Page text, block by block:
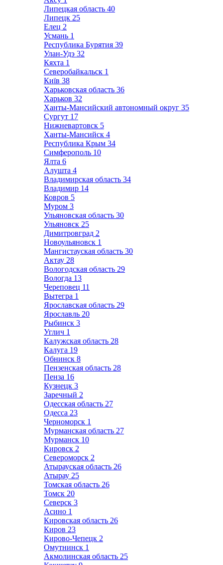
Липецкая область 40
Липецк 25
Елец 2
Усмань 1
Республика Бурятия 39
Улан-Удэ 32
Кяхта 1
Северобайкальск 1
Київ 38
Харьковская область 36
Харьков 32
Ханты-Мансийский автономный округ 35
Сургут 17
Нижневартовск 5
Ханты-Мансийск 4
Республика Крым 34
Симферополь 10
Ялта 6
Алушта 4
Владимирская область 34
Владимир 14
Ковров 5
Муром 3
Ульяновская область 30
Ульяновск 25
Димитровград 2
Новоульяновск 1
Мангистауская область 30
Актау 28
Вологодская область 29
Вологда 13
Череповец 11
Вытегра 1
Ярославская область 29
Ярославль 20
Рыбинск 3
Углич 1
Калужская область 28
Калуга 19
Обнинск 8
Пензенская область 28
Пенза 16
Кузнецк 3
Заречный 2
Одесская область 27
Одесса 23
Черноморск 1
Мурманская область 27
Мурманск 10
Кировск 2
Североморск 2
Атырауская область 26
Атырау 25
Томская область 26
Томск 20
Северск 3
Асино 1
Кировская область 26
Киров 23
Кирово-Чепецк 2
Омутнинск 1
Акмолинская область 25